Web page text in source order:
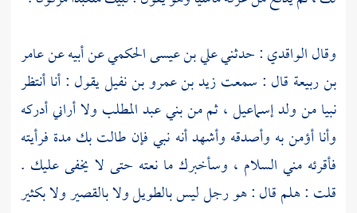
وقالالواقدي: حدثنيعلي بن عيسى الحكميعن أبيه عنعامر
بن ربيعة قال : سمعتزيد بن عمرو بن نفيليقول : أنا أنتظر
نبيا من ولدإسماعيل ،ثم منبني عبد المطلب ولا أراني أدركه
وأنا أؤمن به وأصدقه وأشهد أنه نبي فإن طالت بك مدة فرأيته
فأقرئه مني السلام ، وسأخبرك ما نعته حتى لا يخفى عليك .
قلت : هلم قال : هو رجل ليس بالطويل ولا بالقصير ولا بكثير